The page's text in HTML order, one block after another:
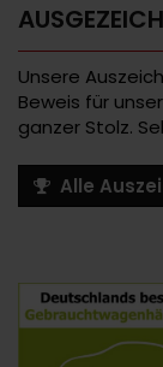
Unsere
Beweis für
ganzer Stolz.
Alle